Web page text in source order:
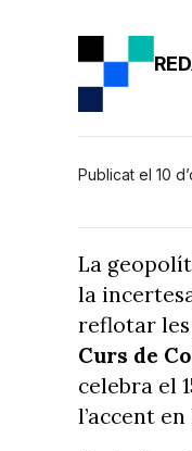
Publicat el 10
La
la
reflotar les
Curs de
celebra el
l’accent